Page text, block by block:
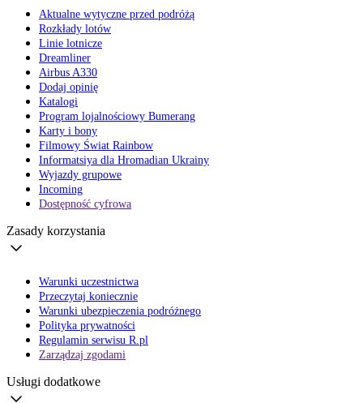
Aktualne wytyczne przed podróżą
Rozkłady lotów
Linie lotnicze
Dreamliner
Airbus A330
Dodaj opinię
Katalogi
Program lojalnościowy Bumerang
Karty i bony
Filmowy Świat Rainbow
Informatsiya dla Hromadian Ukrainy
Wyjazdy grupowe
Incoming
Dostępność cyfrowa
Zasady korzystania
Warunki uczestnictwa
Przeczytaj koniecznie
Warunki ubezpieczenia podróżnego
Polityka prywatności
Regulamin serwisu R.pl
Zarządzaj zgodami
Usługi dodatkowe